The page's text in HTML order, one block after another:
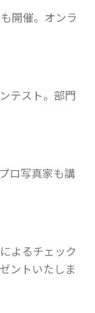
開催。オンラ
テスト。部門
ロ写真家も講
よるチェック
ントいたしま